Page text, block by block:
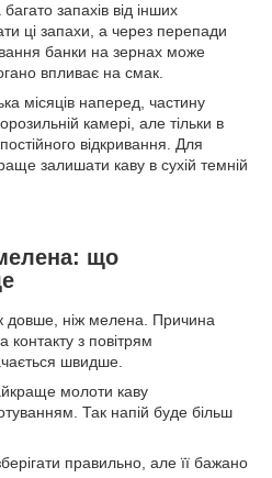
запахів від інших
ці запахи, а через перепади
банки на зернах може
впливає на смак.
місяців наперед, частину
камері, але тільки в
відкривання. Для
залишати каву в сухій темній
що
довше, ніж мелена. Причина
з повітрям
швидше.
молоти каву
Так напій буде більш
правильно, але її бажано